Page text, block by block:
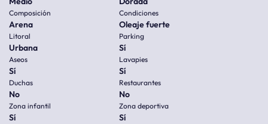
Composición
Arena
Condiciones
Oleaje fuerte
Litoral
Urbana
Parking
Sí
Aseos
Sí
Lavapies
Sí
Duchas
No
Restaurantes
No
Zona infantil
Sí
Zona deportiva
Sí